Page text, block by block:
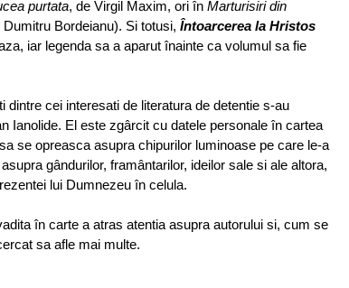
purtata, de Virgil Maxim, ori în Marturisiri din
Dumitru Bordeianu). Si totusi, Întoarcerea la Hristos
iar legenda sa a aparut înainte ca volumul sa fie
dintre cei interesati de literatura de detentie s-au
Ianolide. El este zgârcit cu datele personale în cartea
se opreasca asupra chipurilor luminoase pe care le-a
gândurilor, framântarilor, ideilor sale si ale altora,
lui Dumnezeu în celula.
în carte a atras atentia asupra autorului si, cum se
sa afle mai multe.